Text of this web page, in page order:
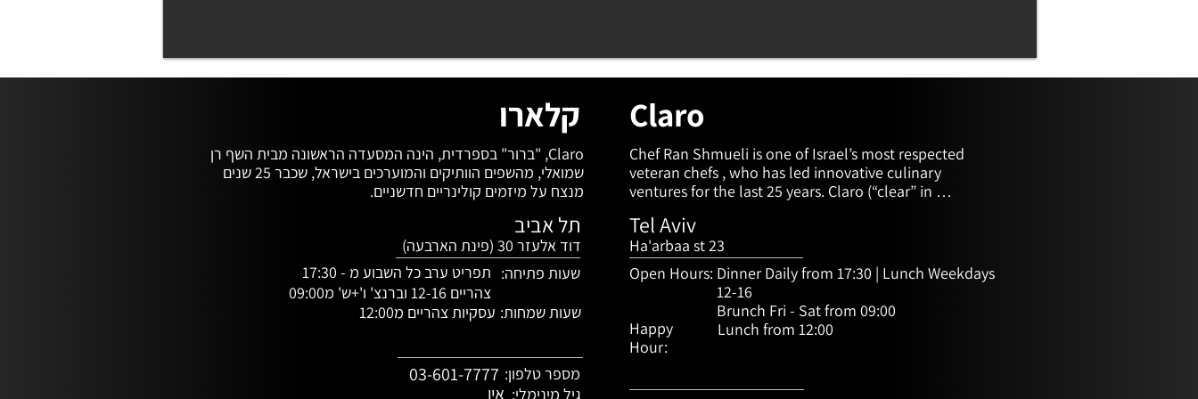
קלארו
מוזיקה טובה ומטבח פתוח ועדכני.
המטבח | Med Kitchen - Farm to table
תל אביב
דוד אלעזר 30 (פינת הארבעה)
תפריט ערב כל השבוע מ - 17:30
צהריים 12-16 וברנצ' ו'+ש' מ09:00
שעות פתיחה:
עסקיות צהריים מ12:00 שעות שמחות:
03-601-7777 מספר טלפון:
אין גיל מינימלי:
Claro
Chef Ran Shmueli is one of Israel’s most respected
veteran chefs , who has led innovative culinary
ventures for the last 25 years. Claro (“clear” in
Claro is not “just” a restaurant; it’s a place of
entertainment, providing an experience that
embodies all the knowledge of Shmueli and his staff
in hospitality and event planning. It is a relaxed
venue for social gathering, offering a warm
atmosphere, good music and a superb dining
experience.
Tel Aviv
Ha'arbaa st 23
Open Hours: Dinner Daily from 17:30 | Lunch Weekdays
12-16
Brunch Fri - Sat from 09:00
Happy
Hour:
Lunch from 12:00